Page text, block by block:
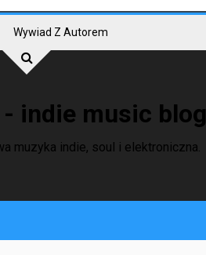
Wywiad Z Autorem
indie music blog
muzyka indie, soul i elektroniczna.